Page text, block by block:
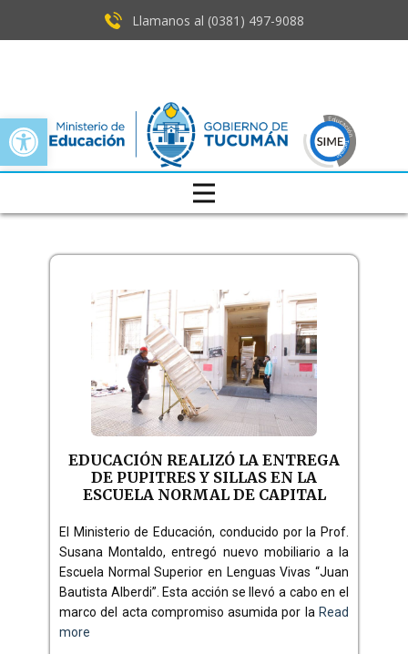
Open toolbar
Llamanos al (0381) ​497-9088
EDUCACIÓN REALIZÓ LA ENTREGA
DE PUPITRES Y SILLAS EN LA
ESCUELA NORMAL DE CAPITAL
El Ministerio de Educación, conducido por la Prof.
Susana Montaldo, entregó nuevo mobiliario a la
Escuela Normal Superior en Lenguas Vivas “Juan
Bautista Alberdi”. Esta acción se llevó a cabo en el
marco del acta compromiso asumida por la Read
more